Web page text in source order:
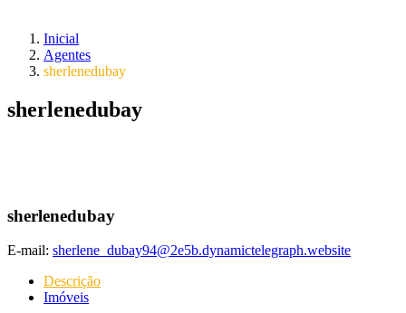
Inicial
Agentes
sherlenedubay
sherlenedubay
sherlenedubay
E-mail: sherlene_dubay94@2e5b.dynamictelegraph.website
Descrição
Imóveis